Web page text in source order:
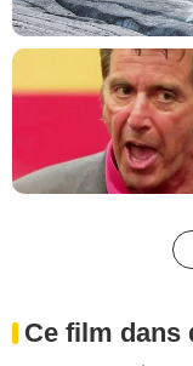
Ce film dans